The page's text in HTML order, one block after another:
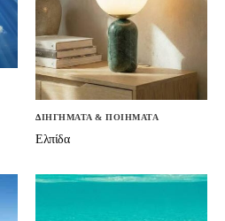
ΔΙΗΓΗΜΑΤΑ & ΠΟΙΗΜΑΤΑ
Ελπίδα